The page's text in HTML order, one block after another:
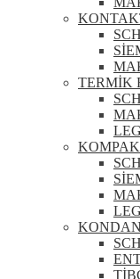
TERMİK